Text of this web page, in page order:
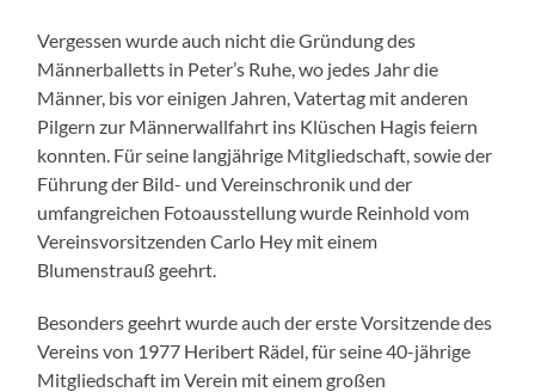
Vergessen wurde auch nicht die Gründung des
Männerballetts in Peter’s Ruhe, wo jedes Jahr die
Männer, bis vor einigen Jahren, Vatertag mit anderen
Pilgern zur Männerwallfahrt ins Klüschen Hagis feiern
konnten. Für seine langjährige Mitgliedschaft, sowie der
Führung der Bild- und Vereinschronik und der
umfangreichen Fotoausstellung wurde Reinhold vom
Vereinsvorsitzenden Carlo Hey mit einem
Blumenstrauß geehrt.
Besonders geehrt wurde auch der erste Vorsitzende des
Vereins von 1977 Heribert Rädel, für seine 40-jährige
Mitgliedschaft im Verein mit einem großen